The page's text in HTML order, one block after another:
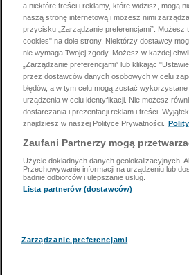
a niektóre treści i reklamy, które widzisz, mogą
naszą stronę internetową i możesz nimi
przycisku „Zarządzanie preferencjami”.
cookies" na dole strony. Niektórzy dostawcy
nie wymaga Twojej zgody. Możesz w każdej
„Zarządzanie preferencjami” lub klikając
przez dostawców danych osobowych w celu
błędów, a w tym celu mogą zostać
urządzenia w celu identyfikacji. Nie możesz
dostarczania i prezentacji reklam i treści.
znajdziesz w naszej Polityce Prywatności.
Zaufani Partnerzy mogą
Użycie dokładnych danych geolokalizacyjnych.
Przechowywanie informacji na urządzeniu lub
badnie odbiorców i ulepszanie usług.
Lista partnerów (dostawców)
Zarządzanie preferencjami